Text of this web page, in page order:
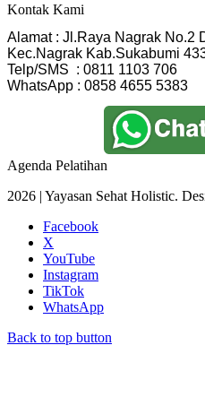
Kontak Kami
Alamat : Jl.Raya Nagrak No.2
Kec.Nagrak Kab.Sukabumi
Telp/SMS  : 0811 1103 706
WhatsApp : 0858 4655 5383
Agenda Pelatihan
2026 | Yayasan Sehat Holistic.
Facebook
X
YouTube
Instagram
TikTok
WhatsApp
Back to top button